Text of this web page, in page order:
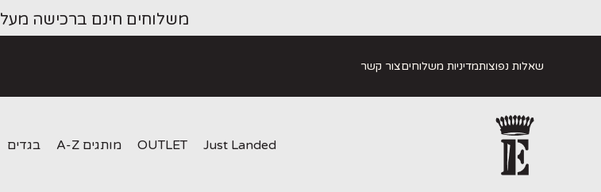
משלוחים חינם ברכישה מעל 299 ₪
שאלות נפוצותמדיניות משלוחיםצור קשר
Just Landed
OUTLET מותגים A-Z בגדים